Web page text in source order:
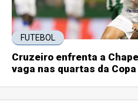
FUTEBOL
Cruzeiro enfrenta a
vaga nas quartas da Copa